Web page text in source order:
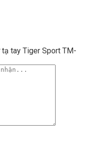
tay Tiger Sport TM-